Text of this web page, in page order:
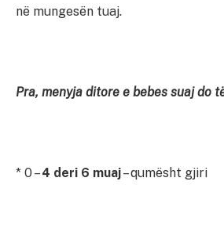
në mungesën tuaj.
Pra, menyja ditore e bebes suaj do
* 0 –4 deri 6 muaj– qumësht gjiri